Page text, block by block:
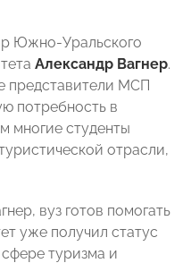
Южно-Уральского
Александр Вагнер.
представители МСП
потребность в
многие студенты
отрасли,
вуз готов помогать
уже получил статус
туризма и